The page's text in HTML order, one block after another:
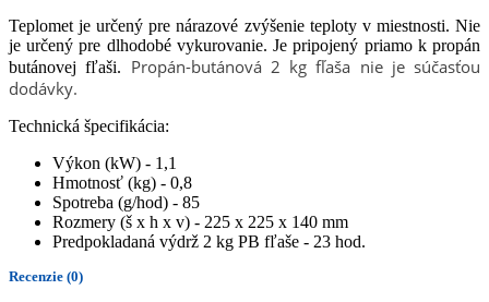
Teplomet je určený pre nárazové zvýšenie teploty v miestnosti. Nie
je určený pre dlhodobé vykurovanie. Je pripojený priamo k propán
butánovej fľaši. Propán-butánová 2 kg fľaša nie je súčasťou
dodávky.
Technická špecifikácia:
Výkon (kW) - 1,1
Hmotnosť (kg) - 0,8
Spotreba (g/hod) - 85
Rozmery (š x h x v) - 225 x 225 x 140 mm
Predpokladaná výdrž 2 kg PB fľaše - 23 hod.
Recenzie (0)